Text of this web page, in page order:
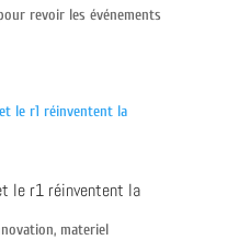
revoir les événements
le r1 réinventent la
, materiel